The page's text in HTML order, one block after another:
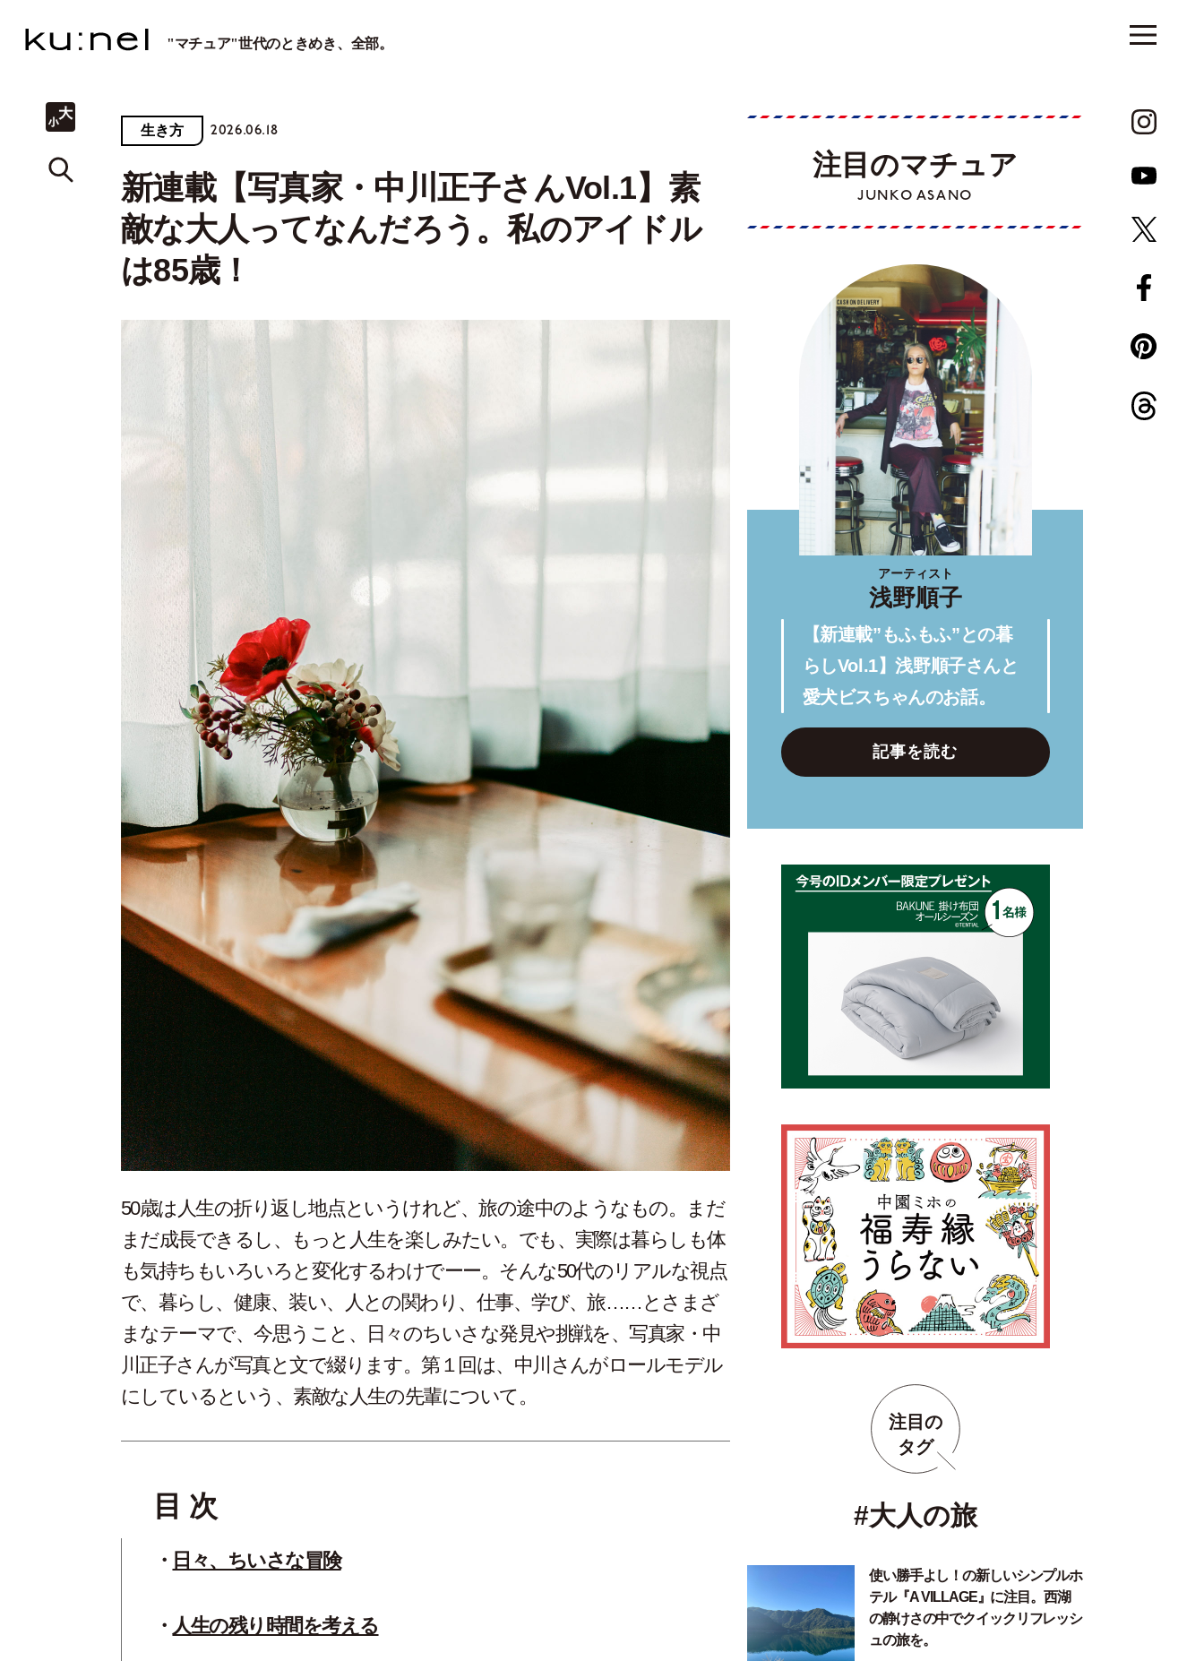
"マチュア"世代のときめき、全部。
生き方 2026.06.18
新連載【写真家・中川正子さんVol.1】素
敵な大人ってなんだろう。私のアイドル
は85歳！
50歳は人生の折り返し地点というけれど、旅の途中のようなもの。まだ
まだ成長できるし、もっと人生を楽しみたい。でも、実際は暮らしも体
も気持ちもいろいろと変化するわけでーー。そんな50代のリアルな視点
で、暮らし、健康、装い、人との関わり、仕事、学び、旅……とさまざ
まなテーマで、今思うこと、日々のちいさな発見や挑戦を、写真家・中
川正子さんが写真と文で綴ります。第１回は、中川さんがロールモデル
にしているという、素敵な人生の先輩について。
目 次
日々、ちいさな冒険
人生の残り時間を考える
注目のマチュア
JUNKO ASANO
アーティスト
浅野順子
【新連載”もふもふ”との暮
らしVol.1】浅野順子さんと
愛犬ビスちゃんのお話。
記事を読む
注目の
タグ
#大人の旅
使い勝手よし！の新しいシンプルホ
テル『A VILLAGE』に注目。西湖
の静けさの中でクイックリフレッシ
ュの旅を。